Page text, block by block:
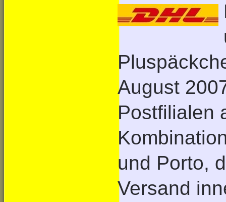
August
Postfilialen
und Porto,
Versand